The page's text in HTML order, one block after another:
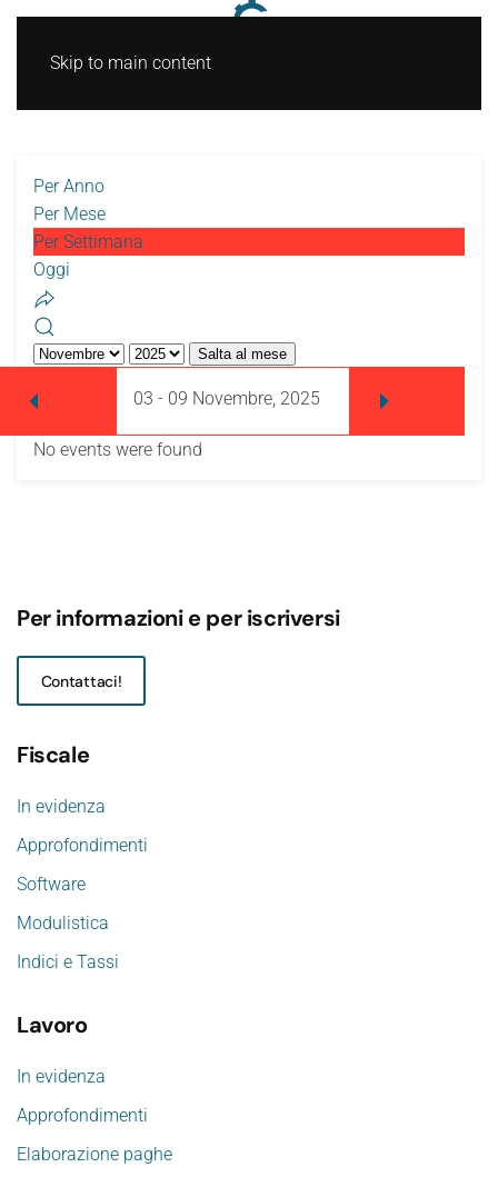
Skip to main content
Per Anno
Per Mese
Per Settimana
Oggi
Salta al mese
03 - 09 Novembre, 2025
No events were found
Per informazioni e per iscriversi
Contattaci!
Fiscale
In evidenza
Approfondimenti
Software
Modulistica
Indici e Tassi
Lavoro
In evidenza
Approfondimenti
Elaborazione paghe